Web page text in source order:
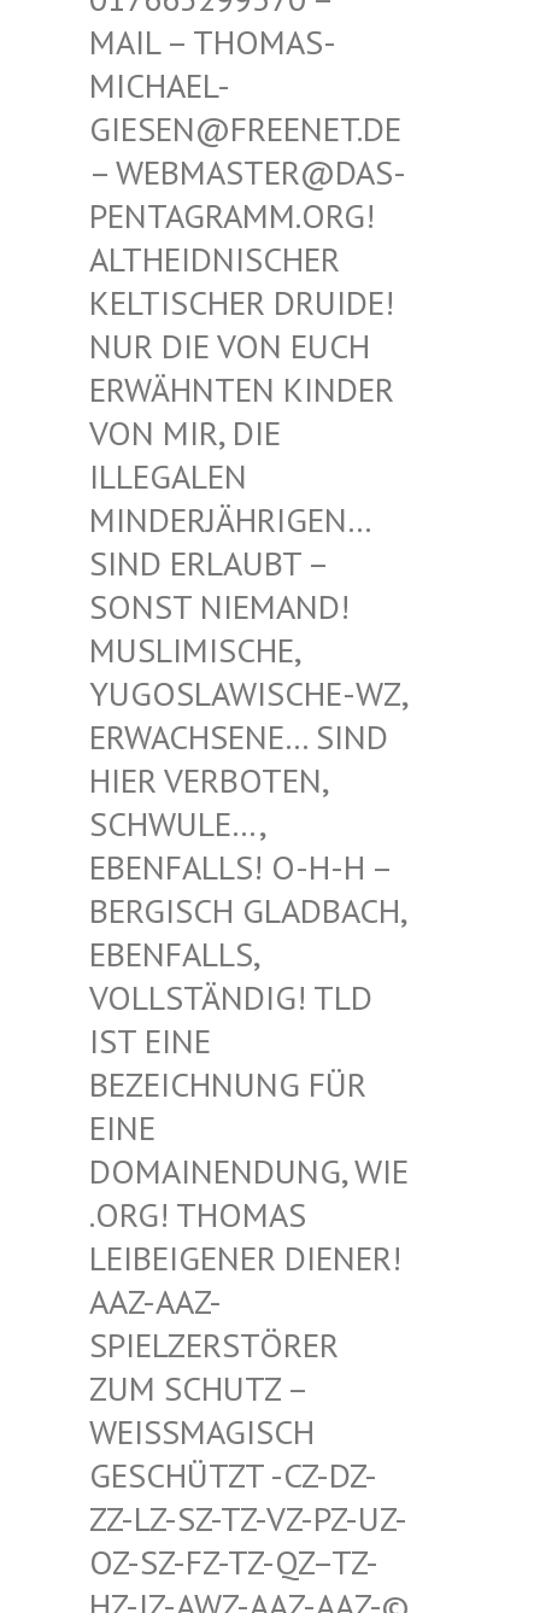
THOMAS-MICHAE
L-GIESEN
@FREENET.DE – WEBM
ASTER@DAS-PENTAG
RAMM.ORG! ALTHEI
DNISCHER KELTIS
CHER DRUIDE! NUR D
IE VON EUCH ERWÄHN
TEN KINDER VON MI
R, DIE ILLEGA
LEN MINDER
JÄHRIGEN… SIND E
RLAUBT – SONST
NIEMAND! MUSLIM
ISCHE, YUGOSL
AWISCHE-WZ, ERWACH
SENE… SIND HIER V
ERBOTEN, SCHWUL
E…, EBENFA
LLS! O-H-H – BERGIS
CH GLADBACH, EBENFA
LLS, VOLLST
ÄNDIG! TLD IST EI
NE BEZEIC
HNUNG FÜR EINE D
OMAIN
ENDUNG, WIE .ORG!
THOMAS LEIBEI
GENER DIENER! AAZ-AA
Z-SPIELZ
ERSTÖRER ZUM SC
HUTZ – WEISSMA
GISCH GESCHÜT
ZT -CZ-DZ-ZZ-LZ-S
Z-TZ-VZ-PZ-UZ-OZ-SZ-F
Z-TZ-QZ–TZ-HZ-JZ-A